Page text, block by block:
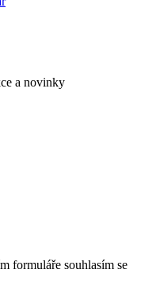
a novinky
formuláře souhlasím se